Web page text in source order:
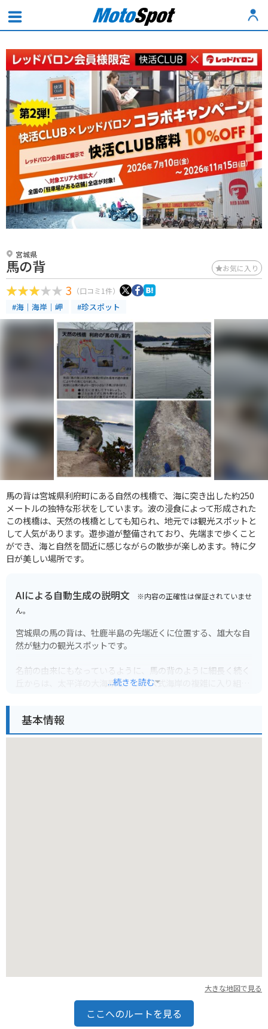
宮城県
馬の背 お気に入り
3 （口コミ1件）
#海｜海岸｜岬 #珍スポット
馬の背は宮城県利府町にある自然の桟橋で、海に突き出した約250
メートルの独特な形状をしています。波の浸食によって形成された
この桟橋は、天然の桟橋としても知られ、地元では観光スポットと
して人気があります。遊歩道が整備されており、先端まで歩くこと
ができ、海と自然を間近に感じながらの散歩が楽しめます。特に夕
日が美しい場所です。
AIによる自動生成の説明文 ※内容の正確性は保証されていませ
ん。
宮城県の馬の背は、牡鹿半島の先端近くに位置する、雄大な自
然が魅力の観光スポットです。
名前の由来にもなっているように、馬の背のように細長く続く
丘からは、太平洋の大海原と、リアス式海岸の複雑に入り組ん
を実感できるほどの絶景が広がります。
...続きを読む
基本情報
大きな地図で見る
ここへのルートを見る